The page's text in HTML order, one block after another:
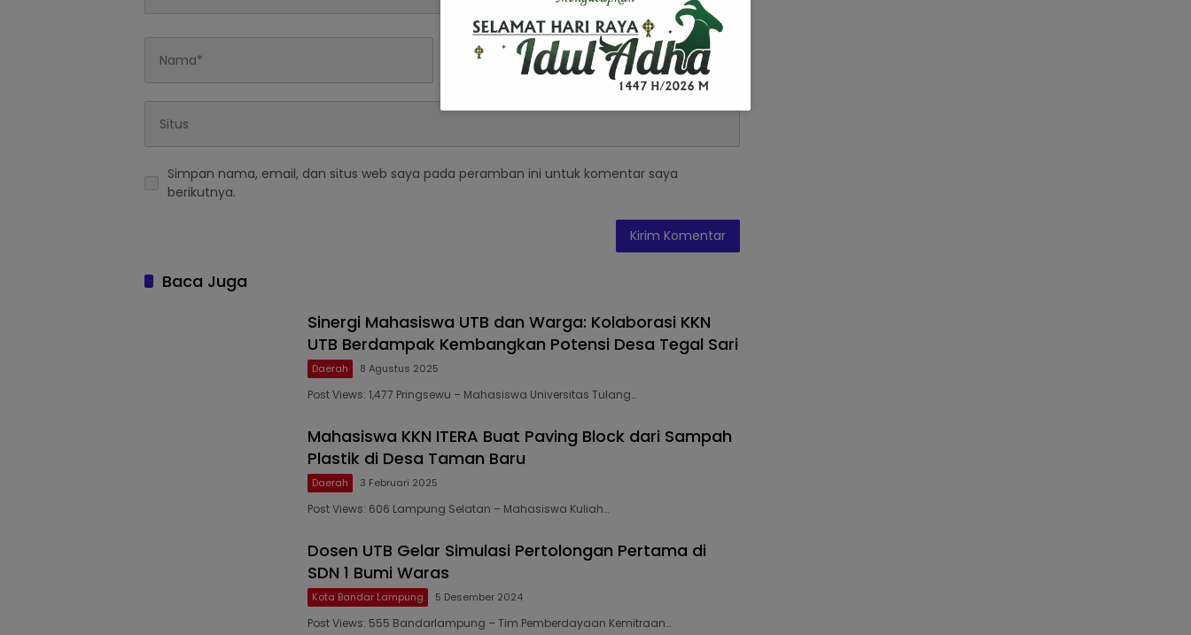
Simpan nama, email, dan situs web saya pada peramban ini untuk komentar saya
berikutnya.
Baca Juga
Sinergi Mahasiswa UTB dan Warga: Kolaborasi KKN
UTB Berdampak Kembangkan Potensi Desa Tegal Sari
Daerah 8 Agustus 2025
Post Views: 1,477 Pringsewu – Mahasiswa Universitas Tulang…
Mahasiswa KKN ITERA Buat Paving Block dari Sampah
Plastik di Desa Taman Baru
Daerah 3 Februari 2025
Post Views: 606 Lampung Selatan – Mahasiswa Kuliah…
Dosen UTB Gelar Simulasi Pertolongan Pertama di
SDN 1 Bumi Waras
Kota Bandar Lampung 5 Desember 2024
Post Views: 555 Bandarlampung – Tim Pemberdayaan Kemitraan…